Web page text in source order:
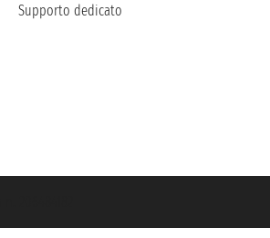
Supporto dedicato